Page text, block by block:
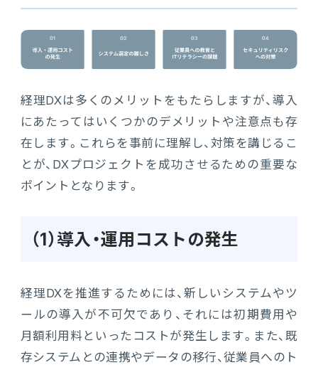
経理DXは多くのメリットをもたらしますが、導入
にあたってはいくつかのデメリットや注意点も存
在します。これらを事前に理解し、対策を講じるこ
とが、DXプロジェクトを成功させるための重要な
ポイントとなります。
（1）導入・運用コストの発生
経理DXを推進するためには、新しいシステムやツ
ールの導入が不可欠であり、それには初期費用や
月額利用料といったコストが発生します。また、既
存システムとの連携やデータの移行、従業員へのト